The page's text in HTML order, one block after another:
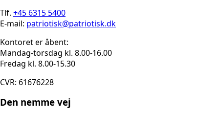
Tlf. +45 6315 5400
E-mail: patriotisk@patriotisk.dk
Kontoret er åbent:
Mandag-torsdag kl. 8.00-16.00
Fredag kl. 8.00-15.30
CVR: 61676228
Den nemme vej